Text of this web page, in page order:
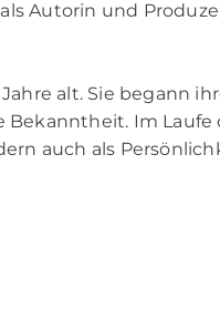
als Autorin und
alt. Sie begann
Bekanntheit. Im Laufe
auch als